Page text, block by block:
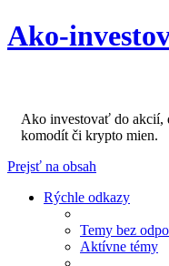
Ako-
Ako investovať do akcií,
komodít či krypto mien.
Prejsť na obsah
Rýchle odkazy
Temy bez
Aktívne témy